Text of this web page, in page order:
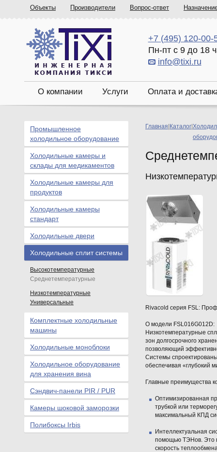
Объекты Производители Вопрос-ответ
+7 (495) 120-00-
Пн-пт с 9 до 18
info@tixi.ru
О компании Услуги Оплата и
Главная Каталог
Rivacold серия FSL:
О модели FSL016G012D:
Низкотемпературные
зон долгосрочного
позволяющий
Системы
обеспечивая «глубокий
Главные преимущества
Оптимизированная
трубкой или
максимальный КПД
Интеллектуальная
помощью ТЭНов. Это
скорость
Промышленное
холодильное оборудование
Холодильные камеры и
склады для медикаментов
Холодильные камеры для
продуктов
Холодильные камеры
стандарт
Холодильные двери
Холодильные сплит системы
Высокотемпературные
Среднетемпературные
Низкотемпературные
Универсальные
Комплектные холодильные
машины
Холодильные моноблоки
Холодильное оборудование
для хранения вина
Сэндвич-панели PIR / PUR
Камеры шоковой заморозки
Полибоксы Irbis